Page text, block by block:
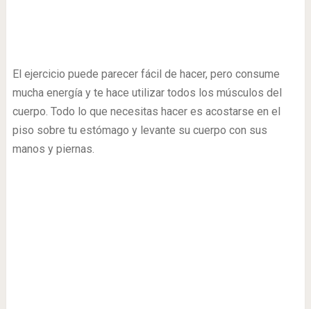
El ejercicio puede parecer fácil de hacer, pero consume
mucha energía y te hace utilizar todos los músculos del
cuerpo. Todo lo que necesitas hacer es acostarse en el
piso sobre tu estómago y levante su cuerpo con sus
manos y piernas.